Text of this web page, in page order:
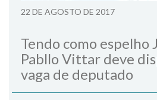
22 DE AGOSTO DE 2017
Tendo como espelho
Pabllo Vittar deve
vaga de deputado